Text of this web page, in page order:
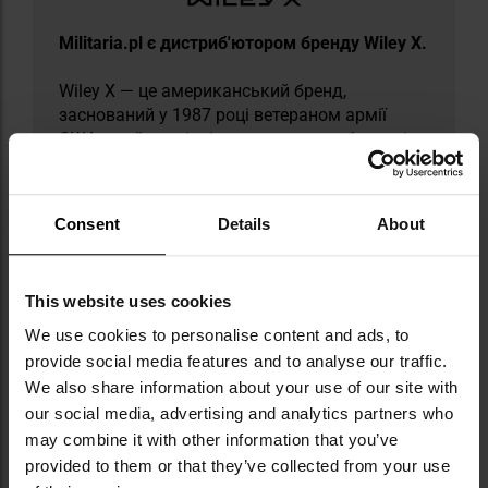
Consent Details About
This website uses cookies
We use cookies to personalise content and ads, to
provide social media features and to analyse our traffic.
We also share information about your use of our site with
our social media, advertising and analytics partners who
may combine it with other information that you’ve
provided to them or that they’ve collected from your use
Militaria.pl є дистриб'ютором бренду Wiley X.
Wiley X — це американський бренд,
заснований у 1987 році ветераном армії
США, який спеціалізується на виробництві
передових захисних окулярів. Його продукти
завдяки чому використовуються в
підрозділах спеціального призначення по
польському GROM. Окуляри Wiley X
пристосовані до роботи в ситуаціях
високого ризику, типових для бойових
операцій і екстремальних польових умов.
Міцність і надійність призвели до того, що
вони з'явилися також у голлівудських
постановках, таких як American Sniper чи
серіал S.W.A.T. Компанія розвивається